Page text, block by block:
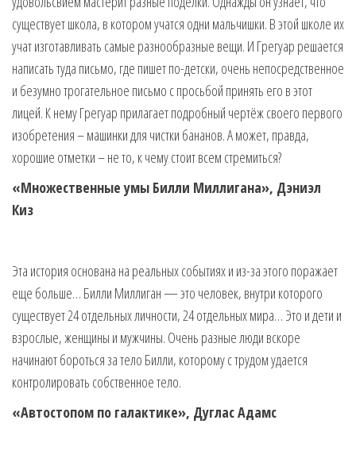
существует школа, в котором учатся одни мальчишки. В этой школе их
учат изготавливать самые разнообразные вещи. И Грегуар решается
написать туда письмо, где пишет по-детски, очень непосредственное
и безумно трогательное письмо с просьбой принять его в этот
лицей. К нему Грегуар прилагает подробный чертёж своего первого
изобретения – машинки для чистки бананов. А может, правда,
хорошие отметки – не то, к чему стоит всем стремиться?
«Множественные умы Билли Миллигана», Дэниэл
Киз
Эта история основана на реальных событиях и из-за этого поражает
еще больше… Билли Миллиган — это человек, внутри которого
существует 24 отдельных личности, 24 отдельных мира… Это и дети и
взрослые, женщины и мужчины. Очень разные люди вскоре
начинают бороться за тело Билли, которому с трудом удается
контролировать собственное тело.
«Автостопом по галактике», Дуглас Адамс